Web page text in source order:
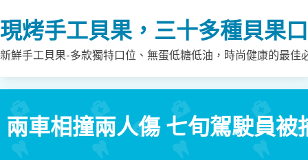
to
content
現烤手工貝果，三十多種貝果
新鮮手工貝果-多款獨特口位、無蛋低糖低油，時尚健康的最
兩車相撞兩人傷 七旬駕駛員被